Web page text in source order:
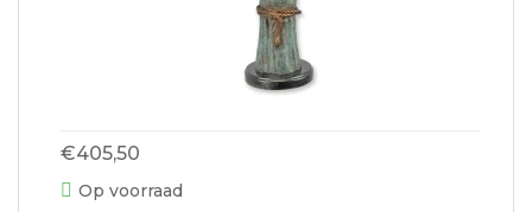
€405,50
Op voorraad